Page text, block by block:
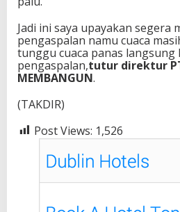
Jadi ini saya upayakan segera
pengaspalan namu cuaca
tunggu cuaca panas langsung
pengaspalan,tutur direktur
MEMBANGUN.
(TAKDIR)
Post Views: 1,526